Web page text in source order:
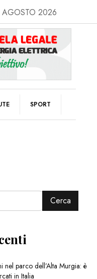
2026
SPORT
Cerca
nel parco dell’Alta Murgia: è
in Italia